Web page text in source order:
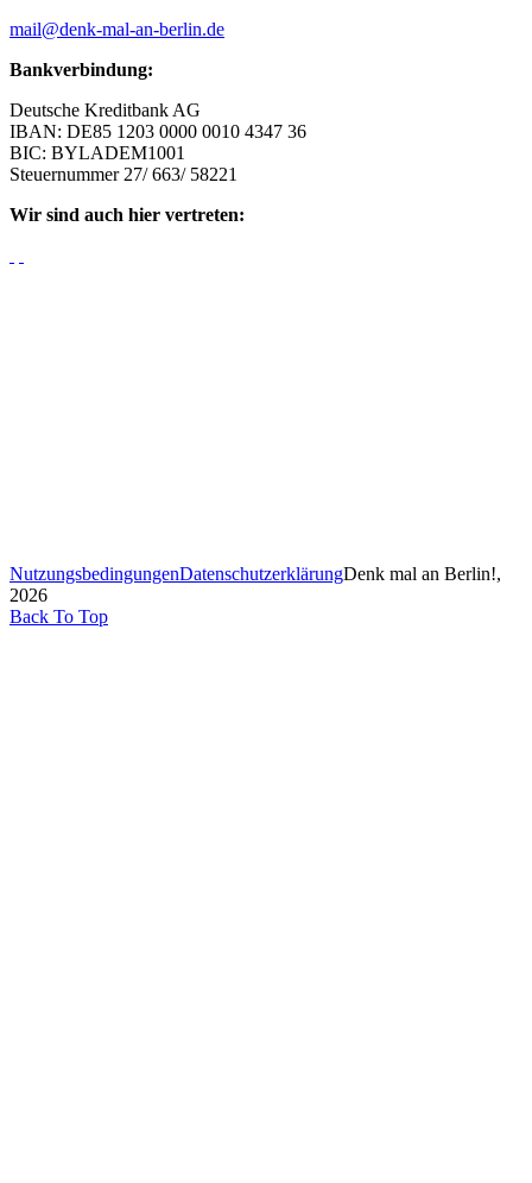
mail@denk-mal-an-berlin.de
Bankverbindung:
Deutsche Kreditbank AG
IBAN: DE85 1203 0000 0010 4347 36
BIC: BYLADEM1001
Steuernummer 27/ 663/ 58221
Wir sind auch hier vertreten:
NutzungsbedingungenDatenschutzerklärungDenk mal an Berlin!,
2026
Back To Top